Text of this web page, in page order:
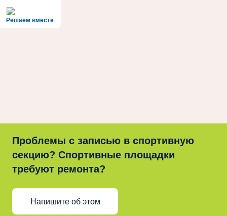
Решаем вместе
Проблемы с записью в спортивную
секцию? Спортивные площадки
требуют ремонта?
Напишите об этом